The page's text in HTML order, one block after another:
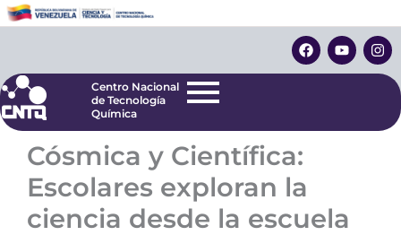
al
F
a
c
o
Y
o
u
e
I
n
s
r
Centro Nacional
de Tecnología
Centro Nacional
de Tecnología
Química
Cósmica y Científica:
Escolares exploran la
ciencia desde la escuela